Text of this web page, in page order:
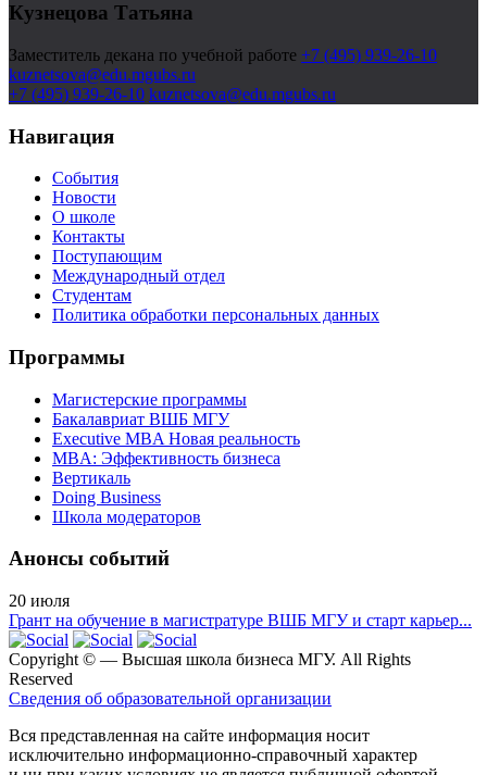
Кузнецова Татьяна
Заместитель декана по учебной работе +7 (495) 939-26-10
kuznetsova@edu.mgubs.ru
+7 (495) 939-26-10 kuznetsova@edu.mgubs.ru
Навигация
События
Новости
О школе
Контакты
Поступающим
Международный отдел
Студентам
Политика обработки персональных данных
Программы
Магистерские программы
Бакалавриат ВШБ МГУ
Executive MBA Новая реальность
MBA: Эффективность бизнеса
Вертикаль
Doing Business
Школа модераторов
Анонсы событий
20 июля
Грант на обучение в магистратуре ВШБ МГУ и старт карьер...
Copyright © — Высшая школа бизнеса МГУ. All Rights
Reserved
Сведения об образовательной организации
Вся представленная на сайте информация носит
исключительно информационно-справочный характер